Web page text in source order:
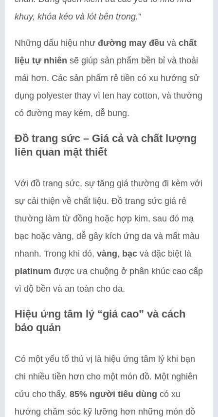
khuy, khóa kéo và lót bên trong.”
Những dấu hiệu như đường may đều và chất
liệu tự nhiên sẽ giúp sản phẩm bền bỉ và thoải
mái hơn. Các sản phẩm rẻ tiền có xu hướng sử
dụng polyester thay vì len hay cotton, và thường
có đường may kém, dễ bung.
Đồ trang sức – Giá cả và chất lượng
liên quan mật thiết
Với đồ trang sức, sự tăng giá thường đi kèm với
sự cải thiện về chất liệu. Đồ trang sức giá rẻ
thường làm từ đồng hoặc hợp kim, sau đó mạ
bạc hoặc vàng, dễ gây kích ứng da và mất màu
nhanh. Trong khi đó, vàng, bạc và đặc biệt là
platinum được ưa chuộng ở phân khúc cao cấp
vì độ bền và an toàn cho da.
Hiệu ứng tâm lý “giá cao” và cách
bảo quản
Có một yếu tố thú vị là hiệu ứng tâm lý khi bạn
chi nhiều tiền hơn cho một món đồ. Một nghiên
cứu cho thấy, 85% người tiêu dùng có xu
hướng chăm sóc kỹ lưỡng hơn những món đồ